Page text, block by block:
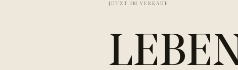
JETZT IM VERKAUF